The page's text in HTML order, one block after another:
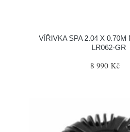
VÍŘIVKA SPA 2.04 X 0.70M
LR062-GR
8 990 Kč